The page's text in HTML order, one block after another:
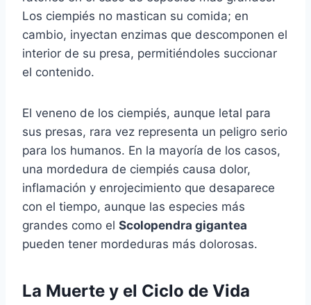
Los ciempiés no mastican su comida; en
cambio, inyectan enzimas que descomponen el
interior de su presa, permitiéndoles succionar
el contenido.
El veneno de los ciempiés, aunque letal para
sus presas, rara vez representa un peligro serio
para los humanos. En la mayoría de los casos,
una mordedura de ciempiés causa dolor,
inflamación y enrojecimiento que desaparece
con el tiempo, aunque las especies más
grandes como el Scolopendra gigantea
pueden tener mordeduras más dolorosas.
La Muerte y el Ciclo de Vida